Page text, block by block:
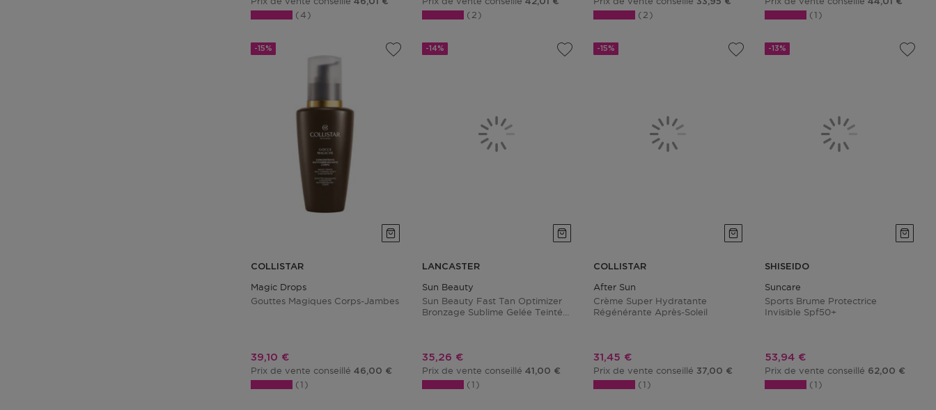
46,01 €
4
42,01 €
2
33,95 €
2
44,01 €
1
-15%
COLLISTAR
Magic Drops
Gouttes Magiques Corps-Jambes
Prix promotionnel
39,10 €
Prix de vente conseillé 46,00 €
1
-14%
LANCASTER
Sun Beauty
Sun Beauty Fast Tan Optimizer
Bronzage Sublime Gelée Teinté
Prix promotionnel
35,26 €
Prix de vente conseillé 41,00 €
1
-15%
COLLISTAR
After Sun
Crème Super Hydratante
Régénérante Après-Soleil
Prix promotionnel
31,45 €
Prix de vente conseillé 37,00 €
1
-13%
SHISEIDO
Suncare
Sports Brume Protectrice
Invisible Spf50+
Prix promotionnel
53,94 €
Prix de vente conseillé 62,00 €
1